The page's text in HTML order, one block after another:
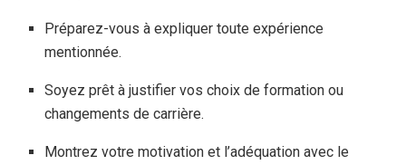
Préparez-vous à expliquer toute expérience
mentionnée.
Soyez prêt à justifier vos choix de formation ou
changements de carrière.
Montrez votre motivation et l’adéquation avec le